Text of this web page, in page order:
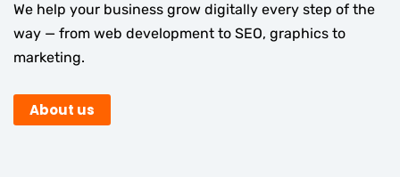
We help your business grow digitally every step of the
way — from web development to SEO, graphics to
marketing.
About us